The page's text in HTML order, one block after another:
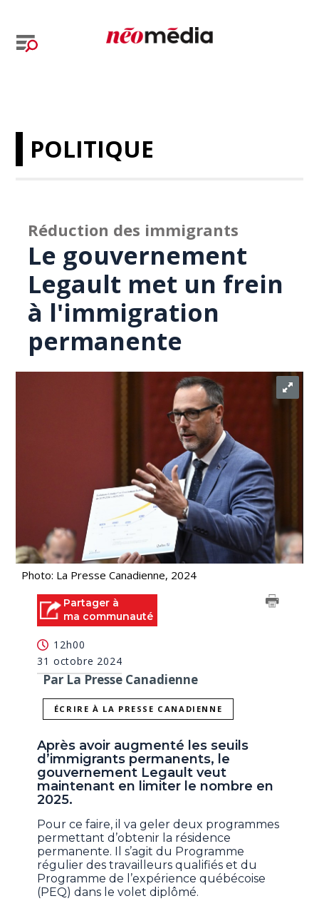
POLITIQUE
Réduction des immigrants
Le gouvernement
Legault met un frein
à l'immigration
permanente
Photo: La Presse Canadienne, 2024
Partager à
ma communauté
12h00
31 octobre 2024
Par La Presse Canadienne
ÉCRIRE À LA PRESSE CANADIENNE
Après avoir augmenté les seuils
d’immigrants permanents, le
gouvernement Legault veut
maintenant en limiter le nombre en
2025.
Pour ce faire, il va geler deux programmes
permettant d’obtenir la résidence
permanente. Il s’agit du Programme
régulier des travailleurs qualifiés et du
Programme de l’expérience québécoise
(PEQ) dans le volet diplômé.